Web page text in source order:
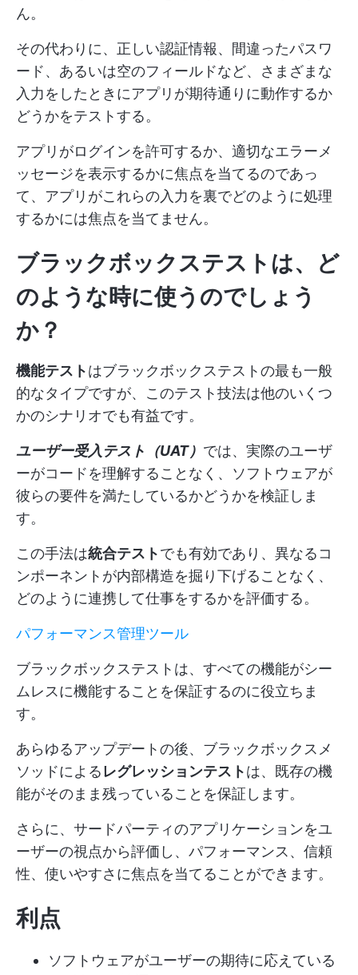
ん。
その代わりに、正しい認証情報、間違ったパスワ
ード、あるいは空のフィールドなど、さまざまな
入力をしたときにアプリが期待通りに動作するか
どうかをテストする。
アプリがログインを許可するか、適切なエラーメ
ッセージを表示するかに焦点を当てるのであっ
て、アプリがこれらの入力を裏でどのように処理
するかには焦点を当てません。
ブラックボックステストは、ど
のような時に使うのでしょう
か？
機能テストはブラックボックステストの最も一般
的なタイプですが、このテスト技法は他のいくつ
かのシナリオでも有益です。
ユーザー受入テスト（UAT） では、実際のユーザ
ーがコードを理解することなく、ソフトウェアが
彼らの要件を満たしているかどうかを検証しま
す。
この手法は統合テストでも有効であり、異なるコ
ンポーネントが内部構造を掘り下げることなく、
どのように連携して仕事をするかを評価する。
パフォーマンス管理ツール
ブラックボックステストは、すべての機能がシー
ムレスに機能することを保証するのに役立ちま
す。
あらゆるアップデートの後、ブラックボックスメ
ソッドによるレグレッションテストは、既存の機
能がそのまま残っていることを保証します。
さらに、サードパーティのアプリケーションをユ
ーザーの視点から評価し、パフォーマンス、信頼
性、使いやすさに焦点を当てることができます。
利点
ソフトウェアがユーザーの期待に応えている